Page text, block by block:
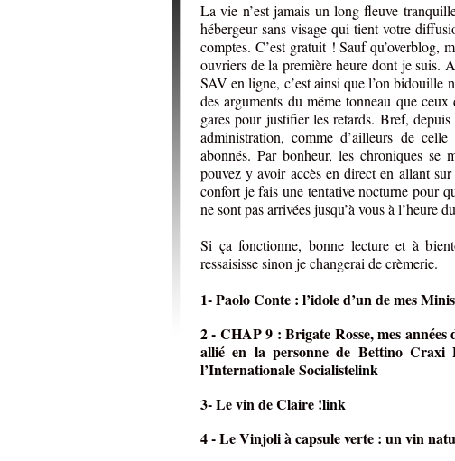
La vie n’est jamais un long fleuve
hébergeur sans visage qui tient votre
comptes. C’est gratuit ! Sauf qu’overblog,
ouvriers de la première heure dont je suis.
SAV en ligne, c’est ainsi que l’on bidouille
des arguments du même tonneau que
gares pour justifier les retards. Bref,
administration, comme d’ailleurs de
abonnés. Par bonheur, les chroniques
pouvez y avoir accès en direct en allant
confort je fais une tentative nocturne pour
ne sont pas arrivées jusqu’à vous à l’heure
Si ça fonctionne, bonne lecture et à
ressaisisse sinon je changerai de crèmerie.
1- Paolo Conte : l’idole d’un de mes
2 - CHAP 9 : Brigate Rosse, mes
allié en la personne de Bettino Craxi
l’Internationale Socialistelink
3- Le vin de Claire !link
4 - Le Vinjoli à capsule verte : un vin